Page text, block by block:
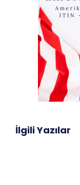
İlgili Yazılar